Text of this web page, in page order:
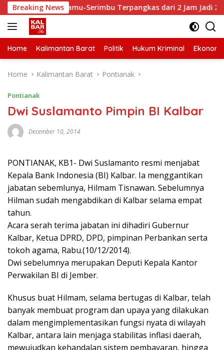
Skip
to
content
Breaking News
Senyamu-Serimbu Terpangkas dari 2 Jam Jadi 20 Menit
Home Kalimantan Barat Politik Hukum Kriminal Ekonomi
Home Kalimantan Barat Pontianak
Pontianak
Dwi Suslamanto Pimpin BI Kalbar
December 10, 2014
PONTIANAK, KB1- Dwi Suslamanto resmi menjabat
Kepala Bank Indonesia (BI) Kalbar. Ia menggantikan
jabatan sebemlunya, Hilmam Tisnawan. Sebelumnya
Hilman sudah mengabdikan di Kalbar selama empat
tahun.
Acara serah terima jabatan ini dihadiri Gubernur
Kalbar, Ketua DPRD, DPD, pimpinan Perbankan serta
tokoh agama, Rabu.(10/12/2014).
Dwi sebelumnya merupakan Deputi Kepala Kantor
Perwakilan BI di Jember.
Khusus buat Hilmam, selama bertugas di Kalbar, telah
banyak membuat program dan upaya yang dilakukan
dalam mengimplementasikan fungsi nyata di wilayah
Kalbar, antara lain menjaga stabilitas inflasi daerah,
mewujudkan kehandalan sistem pembayaran, hingga